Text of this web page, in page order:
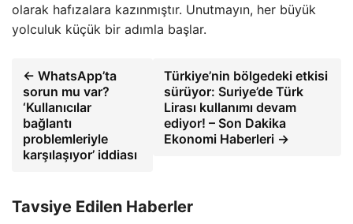
olarak hafızalara kazınmıştır. Unutmayın, her büyük
yolculuk küçük bir adımla başlar.
← WhatsApp’ta
sorun mu var?
‘Kullanıcılar
bağlantı
problemleriyle
karşılaşıyor’ iddiası
Türkiye’nin bölgedeki etkisi
sürüyor: Suriye’de Türk
Lirası kullanımı devam
ediyor! – Son Dakika
Ekonomi Haberleri →
Tavsiye Edilen Haberler